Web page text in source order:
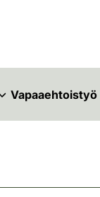
Vapaaehtoistyö